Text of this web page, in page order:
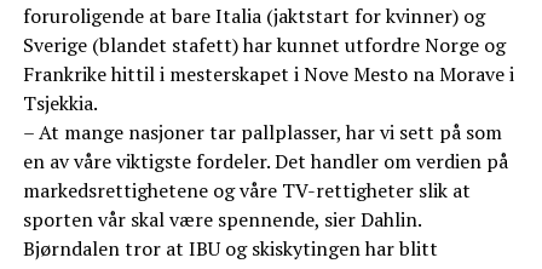
foruroligende at bare Italia (jaktstart for kvinner) og
Sverige (blandet stafett) har kunnet utfordre Norge og
Frankrike hittil i mesterskapet i Nove Mesto na Morave i
Tsjekkia.
– At mange nasjoner tar pallplasser, har vi sett på som
en av våre viktigste fordeler. Det handler om verdien på
markedsrettighetene og våre TV-rettigheter slik at
sporten vår skal være spennende, sier Dahlin.
Bjørndalen tror at IBU og skiskytingen har blitt